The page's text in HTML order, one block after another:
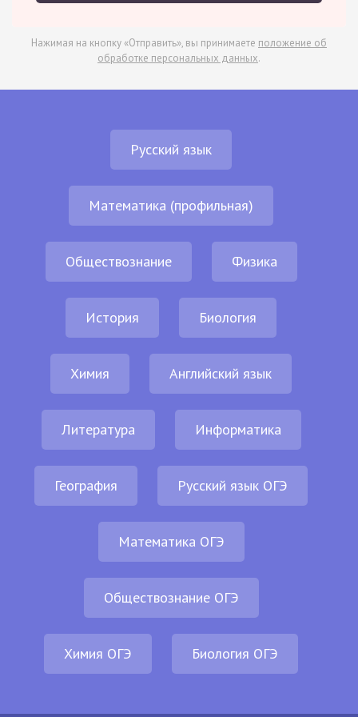
Нажимая на кнопку «Отправить», вы принимаете положение об
обработке персональных данных.
Русский язык
Математика (профильная)
Обществознание Физика
История Биология
Химия Английский язык
Литература Информатика
География Русский язык ОГЭ
Математика ОГЭ
Обществознание ОГЭ
Химия ОГЭ Биология ОГЭ